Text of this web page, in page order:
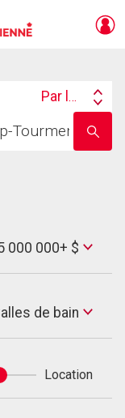
Search
Par lieu
nom
000 000+ $
de bain
Location